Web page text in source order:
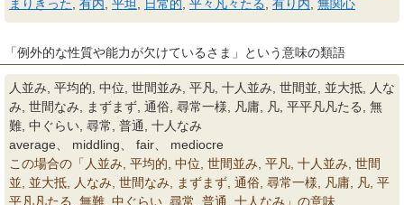
まりきった 有内 平坦 日常的 平々凡々たる 有り内 無関心
「例外的な性質や能力が欠けているさま」という意味の類語
人並み, 平均的, 中位, 世間並み, 平凡, 十人並み, 世間並, 並大抵, 人な
み, 世間なみ, まずまず, 通俗, 尋常一様, 凡庸, 凡, 平平凡凡たる, 無
難, 中ぐらい, 尋常, 普通, 十人なみ
average、 middling、 fair、 mediocre
この場合の「人並み, 平均的, 中位, 世間並み, 平凡, 十人並み, 世間
並, 並大抵, 人なみ, 世間なみ, まずまず, 通俗, 尋常一様, 凡庸, 凡, 平
平凡凡たる, 無難, 中ぐらい, 尋常, 普通, 十人なみ」の意味